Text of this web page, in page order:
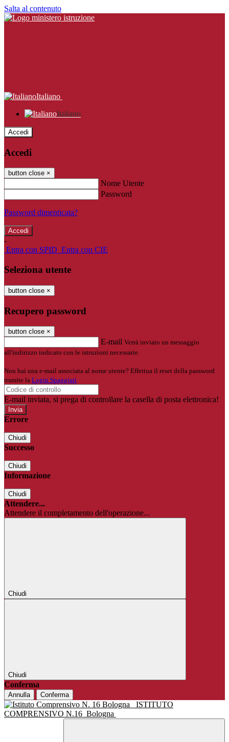
Salta al contenuto
Italiano
Italiano
Accedi
Accedi
button close ×
Nome Utente
Password
Password dimenticata?
-
Entra con SPID Entra con CIE
Seleziona utente
button close ×
Recupero password
button close ×
E-mail Verrà inviato un messaggio
all'indirizzo indicato con le istruzioni necessarie.
Non hai una e-mail associata al nome utente? Effettua il reset della password
tramite la Login Spaggiari
E-mail inviata, si prega di controllare la casella di posta elettronica!
Errore
Chiudi
Successo
Chiudi
Informazione
Chiudi
Attendere...
Attendere il completamento dell'operazione...
Chiudi
Chiudi
Conferma
Annulla Conferma
ISTITUTO
COMPRENSIVO N.16 Bologna